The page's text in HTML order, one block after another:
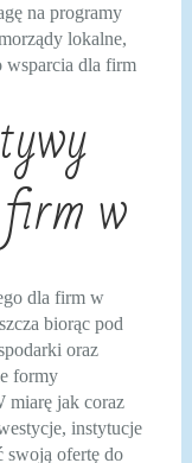
na programy
lokalne,
wsparcia dla firm
w
dla firm w
biorąc pod
oraz
formy
miarę jak coraz
instytucje
swoją ofertę do